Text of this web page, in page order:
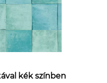
kék színben